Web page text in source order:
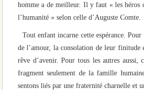
homme a de meilleur. Il y faut « les héros
l’humanité » selon celle d’Auguste Comte.
Tout enfant incarne cette espérance.
de l’amour, la consolation de leur finitude
rêve d’avenir. Pour tous les autres
fragment seulement de la famille
sentons liés par une fraternité charnelle et